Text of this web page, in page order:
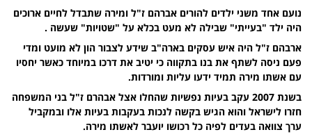
נועם אחד משני ילדים להורים אברהם ז"ל ומירה שתבדל לחיים ארוכים
היה ילד "בעייתי" שבילה לא מעט בכלא על "שטויות" שעשה .
ארבהם ז"ל היה איש עסקים בארה"ב שידע לצבור הון לא מועט ומדי
פעם ניסה לשתף את בנו בתקווה כי יטיב את דרכו במיוחד כאשר יחסיו
עם אשתו מירה תמיד ידעו עליות ומורדות.
בשנת 2007 עקב בעיות נפשיות שהחלו אצל אבהרם ז"ל בני המשפחה
חזרו לישראל והוא הגיש בקשה לנכות בעקבות בעיות אלו ובמקביל
ערך צוואה בעדים לפיה כל רכושו יועבר לאשתו מירה.